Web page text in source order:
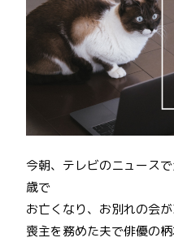
今朝、テレビのニュース
歳で
お亡くなり、お別れの会
喪主を務めた夫で俳優の